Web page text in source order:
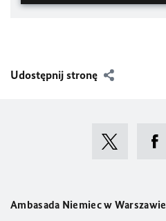
Udostępnij stronę
Ambasada Niemiec w Warszawie